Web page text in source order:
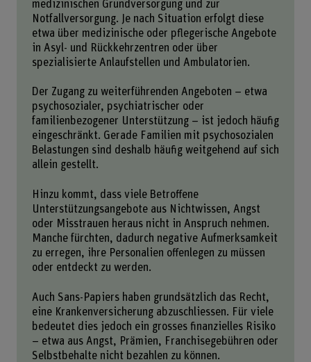
medizinischen Grundversorgung und zur
Notfallversorgung. Je nach Situation erfolgt diese
etwa über medizinische oder pflegerische Angebote
in Asyl- und Rückkehrzentren oder über
spezialisierte Anlaufstellen und Ambulatorien.
Der Zugang zu weiterführenden Angeboten – etwa
psychosozialer, psychiatrischer oder
familienbezogener Unterstützung – ist jedoch häufig
eingeschränkt. Gerade Familien mit psychosozialen
Belastungen sind deshalb häufig weitgehend auf sich
allein gestellt.
Hinzu kommt, dass viele Betroffene
Unterstützungsangebote aus Nichtwissen, Angst
oder Misstrauen heraus nicht in Anspruch nehmen.
Manche fürchten, dadurch negative Aufmerksamkeit
zu erregen, ihre Personalien offenlegen zu müssen
oder entdeckt zu werden.
Auch Sans-Papiers haben grundsätzlich das Recht,
eine Krankenversicherung abzuschliessen. Für viele
bedeutet dies jedoch ein grosses finanzielles Risiko
– etwa aus Angst, Prämien, Franchisegebühren oder
Selbstbehalte nicht bezahlen zu können.